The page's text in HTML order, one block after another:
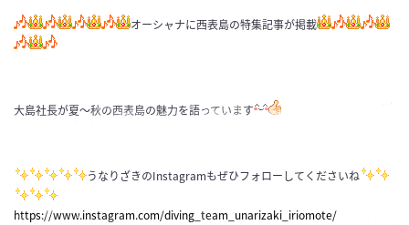
オーシャナに西表島の特集記事が掲載
大島社長が夏～秋の西表島の魅力を語っています
うなりざきのInstagramもぜひフォローしてくださいね
https://www.instagram.com/diving_team_unarizaki_iriomote/